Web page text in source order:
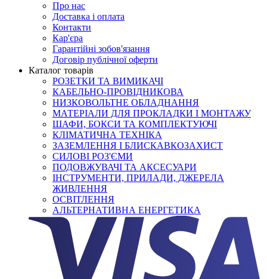
Про нас
Доставка і оплата
Контакти
Кар'єра
Гарантійні зобов'язання
Договір публічної оферти
Каталог товарів
РОЗЕТКИ ТА ВИМИКАЧІ
КАБЕЛЬНО-ПРОВІДНИКОВА
НИЗКОВОЛЬТНЕ ОБЛАДНАННЯ
МАТЕРІАЛИ ДЛЯ ПРОКЛАДКИ І МОНТАЖУ
ШАФИ, БОКСИ ТА КОМПЛЕКТУЮЧІ
КЛІМАТИЧНА ТЕХНІКА
ЗАЗЕМЛЕННЯ І БЛИСКАВКОЗАХИСТ
СИЛОВІ РОЗ'ЄМИ
ПОДОВЖУВАЧІ ТА АКСЕСУАРИ
ІНСТРУМЕНТИ, ПРИЛАДИ, ДЖЕРЕЛА
ЖИВЛЕННЯ
ОСВІТЛЕННЯ
АЛЬТЕРНАТИВНА ЕНЕРГЕТИКА